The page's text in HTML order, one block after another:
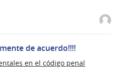
de acuerdo!!!!
en el código penal